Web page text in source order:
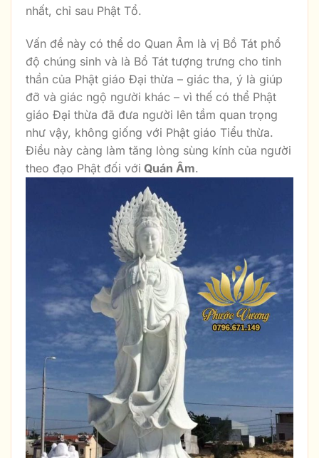
nhất, chỉ sau Phật Tổ.
Vấn đề này có thể do Quan Âm là vị Bồ Tát phổ
độ chúng sinh và là Bồ Tát tượng trưng cho tinh
thần của Phật giáo Đại thừa – giác tha, ý là giúp
đỡ và giác ngộ người khác – vì thế có thể Phật
giáo Đại thừa đã đưa người lên tầm quan trọng
như vậy, không giống với Phật giáo Tiểu thừa.
Điều này càng làm tăng lòng sùng kính của người
theo đạo Phật đối với Quán Âm.